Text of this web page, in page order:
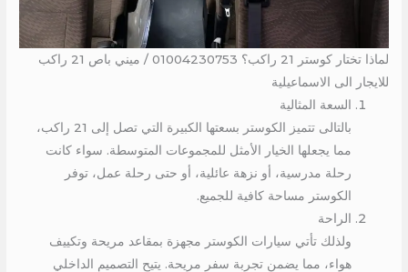
لماذا تختار كوستر 21 راكب؟ 01004230753 / ميني باص 21 راكب
للايجار الى الاسماعيلية
السعة المثالية
بالتالى تتميز الكوستر بسعتها الكبيرة التي تصل إلى 21 راكب،
مما يجعلها الخيار الأمثل للمجموعات المتوسطة. سواء كانت
رحلة مدرسية، أو نزهة عائلية، أو حتى رحلة عمل، توفر
الكوستر مساحة كافية للجميع.
الراحة
ولذلك تأتي سيارات الكوستر مجهزة بمقاعد مريحة وتكييف
هواء، مما يضمن تجربة سفر مريحة. يتيح التصميم الداخلي